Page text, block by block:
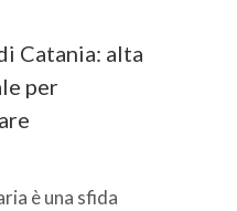
Catania: alta
per
è una sfida